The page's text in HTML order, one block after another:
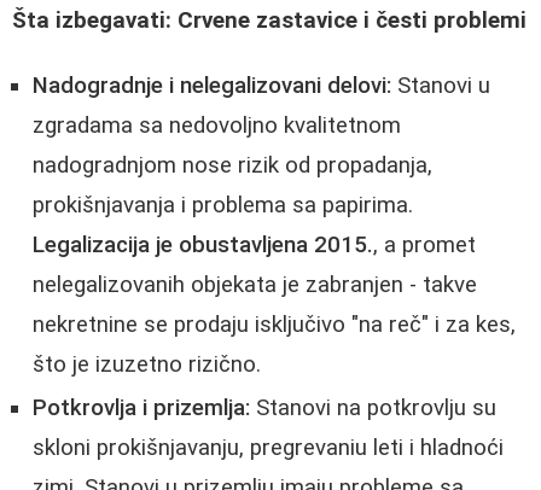
Šta izbegavati: Crvene zastavice i česti problemi
Nadogradnje i nelegalizovani delovi: Stanovi u
zgradama sa nedovoljno kvalitetnom
nadogradnjom nose rizik od propadanja,
prokišnjavanja i problema sa papirima.
Legalizacija je obustavljena 2015., a promet
nelegalizovanih objekata je zabranjen - takve
nekretnine se prodaju isključivo "na reč" i za kes,
što je izuzetno rizično.
Potkrovlja i prizemlja: Stanovi na potkrovlju su
skloni prokišnjavanju, pregrevaniu leti i hladnoći